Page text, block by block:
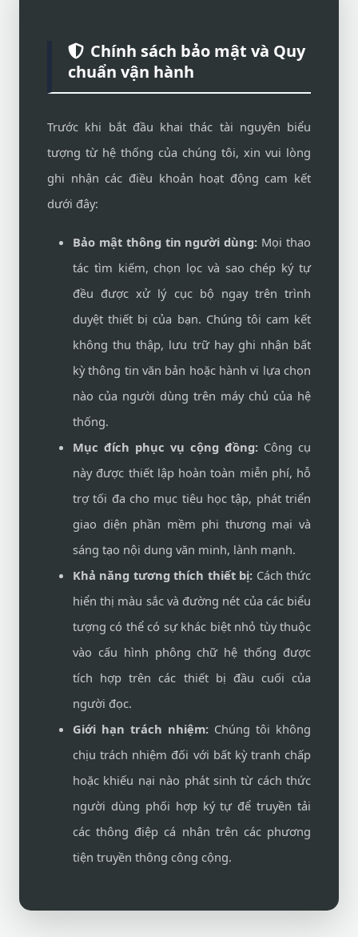
Chính sách bảo mật và Quy
chuẩn vận hành
Trước khi bắt đầu khai thác tài nguyên biểu
tượng từ hệ thống của chúng tôi, xin vui lòng
ghi nhận các điều khoản hoạt động cam kết
dưới đây:
Bảo mật thông tin người dùng: Mọi thao
tác tìm kiếm, chọn lọc và sao chép ký tự
đều được xử lý cục bộ ngay trên trình
duyệt thiết bị của bạn. Chúng tôi cam kết
không thu thập, lưu trữ hay ghi nhận bất
kỳ thông tin văn bản hoặc hành vi lựa chọn
nào của người dùng trên máy chủ của hệ
thống.
Mục đích phục vụ cộng đồng: Công cụ
này được thiết lập hoàn toàn miễn phí, hỗ
trợ tối đa cho mục tiêu học tập, phát triển
giao diện phần mềm phi thương mại và
sáng tạo nội dung văn minh, lành mạnh.
Khả năng tương thích thiết bị: Cách thức
hiển thị màu sắc và đường nét của các biểu
tượng có thể có sự khác biệt nhỏ tùy thuộc
vào cấu hình phông chữ hệ thống được
tích hợp trên các thiết bị đầu cuối của
người đọc.
Giới hạn trách nhiệm: Chúng tôi không
chịu trách nhiệm đối với bất kỳ tranh chấp
hoặc khiếu nại nào phát sinh từ cách thức
người dùng phối hợp ký tự để truyền tải
các thông điệp cá nhân trên các phương
tiện truyền thông công cộng.